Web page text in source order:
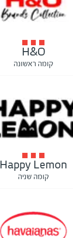
H&O
קומה ראשונה
Happy Lemon
קומה שניה